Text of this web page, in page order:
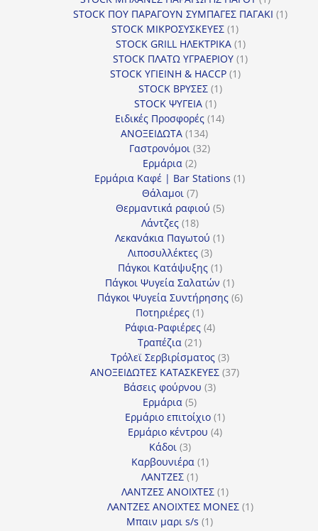
προϊόν
STOCK ΠΟΥ ΠΑΡΑΓΟΥΝ ΣΥΜΠΑΓΕΣ ΠΑΓΑΚΙ 11
STOCK ΜΙΚΡΟΣΥΣΚΕΥΕΣ 11
προϊόν
STOCK GRILL ΗΛΕΚΤΡΙΚΑ 11
προϊόν
STOCK ΠΛΑΤΩ ΥΓΡΑΕΡΙΟΥ 11
STOCK ΥΓΙΕΙΝΗ & HACCP 11
STOCK ΒΡΥΣΕΣ 11
STOCK ΨΥΓΕΙΑ 11
προϊόν
Ειδικές Προσφορές 1414
ΑΝΟΞΕΙΔΩΤΑ 134134
προϊόντα
Γαστρονόμοι 3232
Ερμάρια 22
προϊόντα
Ερμάρια Καφέ | Bar Stations 11
Θάλαμοι 77
προϊόντα
Θερμαντικά ραφιού 55
Λάντζες 1818
προϊόντα
Λεκανάκια Παγωτού 11
Λιποσυλλέκτες 33
προϊόντα
Πάγκοι Κατάψυξης 11
προϊόν
Πάγκοι Ψυγεία Σαλατών 11
προϊόν
Πάγκοι Ψυγεία Συντήρησης 66
Ποτηριέρες 11
προϊόν
Ράφια-Ραφιέρες 44
Τραπέζια 2121
προϊόντα
Τρόλεϊ Σερβιρίσματος 33
προϊόντα
ΑΝΟΞΕΙΔΩΤΕΣ ΚΑΤΑΣΚΕΥΕΣ 3737
Βάσεις φούρνου 33
Ερμάρια 55
προϊόντα
Ερμάριο επιτοίχιο 11
προϊόν
Ερμάριο κέντρου 44
Κάδοι 33
προϊόντα
Καρβουνιέρα 11
ΛΑΝΤΖΕΣ 11
προϊόν
ΛΑΝΤΖΕΣ ΑΝΟΙΧΤΕΣ 11
προϊόν
ΛΑΝΤΖΕΣ ΑΝΟΙΧΤΕΣ ΜΟΝΕΣ 11
Μπαιν μαρι s/s 11